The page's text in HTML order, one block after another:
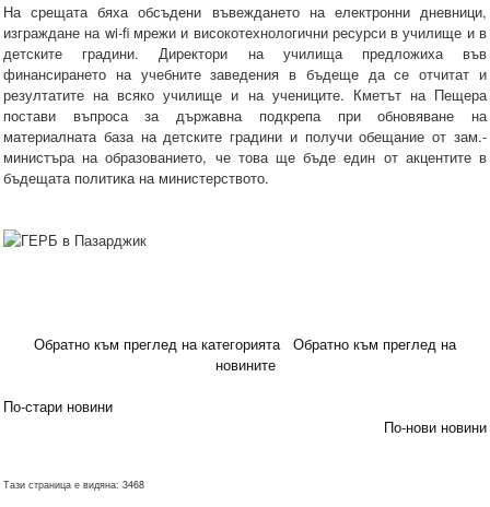
На срещата бяха обсъдени въвеждането на електронни дневници,
изграждане на wi-fi мрежи и високотехнологични ресурси в училище и в
детските градини. Директори на училища предложиха във
финансирането на учебните заведения в бъдеще да се отчитат и
резултатите на всяко училище и на учениците. Кметът на Пещера
постави въпроса за държавна подкрепа при обновяване на
материалната база на детските градини и получи обещание от зам.-
министъра на образованието, че това ще бъде един от акцентите в
бъдещата политика на министерството.
Обратно към преглед на категорията
Обратно към преглед на
новините
По-стари новини
По-нови новини
Тази страница е видяна: 3468